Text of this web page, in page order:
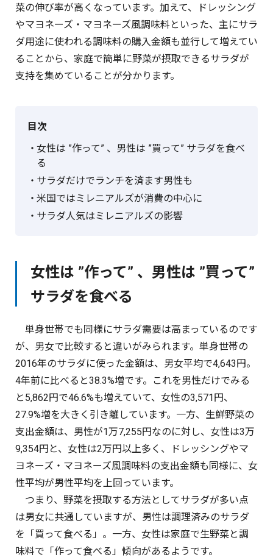
菜の伸び率が高くなっています。加えて、ドレッシング
やマヨネーズ・マヨネーズ風調味料といった、主にサラ
ダ用途に使われる調味料の購入金額も並行して増えてい
ることから、家庭で簡単に野菜が摂取できるサラダが
支持を集めていることが分かります。
目次
女性は ”作って” 、男性は ”買って” サラダを食べ
る
サラダだけでランチを済ます男性も
米国ではミレニアルズが消費の中心に
サラダ人気はミレニアルズの影響
女性は ”作って” 、男性は ”買って”
サラダを食べる
単身世帯でも同様にサラダ需要は高まっているのです
が、男女で比較すると違いがみられます。単身世帯の
2016年のサラダに使った金額は、男女平均で4,643円。
4年前に比べると38.3%増です。これを男性だけでみる
と5,862円で46.6%も増えていて、女性の3,571円、
27.9%増を大きく引き離しています。一方、生鮮野菜の
支出金額は、男性が1万7,255円なのに対し、女性は3万
9,354円と、女性は2万円以上多く、ドレッシングやマ
ヨネーズ・マヨネーズ風調味料の支出金額も同様に、女
性平均が男性平均を上回っています。
つまり、野菜を摂取する方法としてサラダが多い点
は男女に共通していますが、男性は調理済みのサラダ
を「買って食べる」。一方、女性は家庭で生野菜と調
味料で「作って食べる」傾向があるようです。